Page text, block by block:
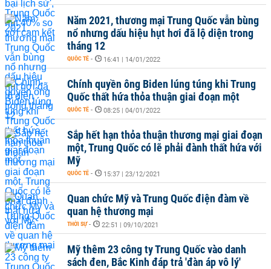
Năm 2021, thương mại Trung Quốc vẫn bùng
nổ nhưng dấu hiệu hụt hơi đã lộ diện trong
tháng 12
QUỐC TẾ - 16:41 | 14/01/2022
Chính quyền ông Biden lúng túng khi Trung
Quốc thất hứa thỏa thuận giai đoạn một
QUỐC TẾ - 08:25 | 04/01/2022
Sắp hết hạn thỏa thuận thương mại giai đoạn
một, Trung Quốc có lẽ phải đành thất hứa với
Mỹ
QUỐC TẾ - 15:37 | 23/12/2021
Quan chức Mỹ và Trung Quốc điện đàm về
quan hệ thương mại
THỜI SỰ - 22:51 | 09/10/2021
Mỹ thêm 23 công ty Trung Quốc vào danh
sách đen, Bắc Kinh đáp trả 'đàn áp vô lý'